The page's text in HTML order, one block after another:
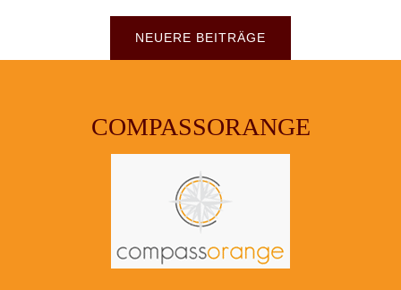
BeitragsnavigationNEUERE BEITRÄGE
COMPASSORANGE